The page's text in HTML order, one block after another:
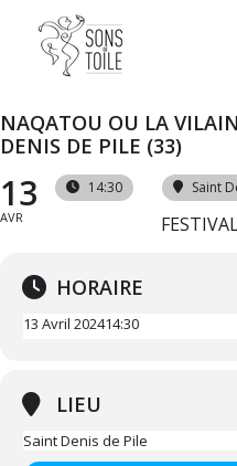
NAQATOU OU LA
DENIS DE PILE (33)
13
AVR
14:30 Saint
HORAIRE
13 Avril 202414:30
LIEU
Saint Denis de Pile